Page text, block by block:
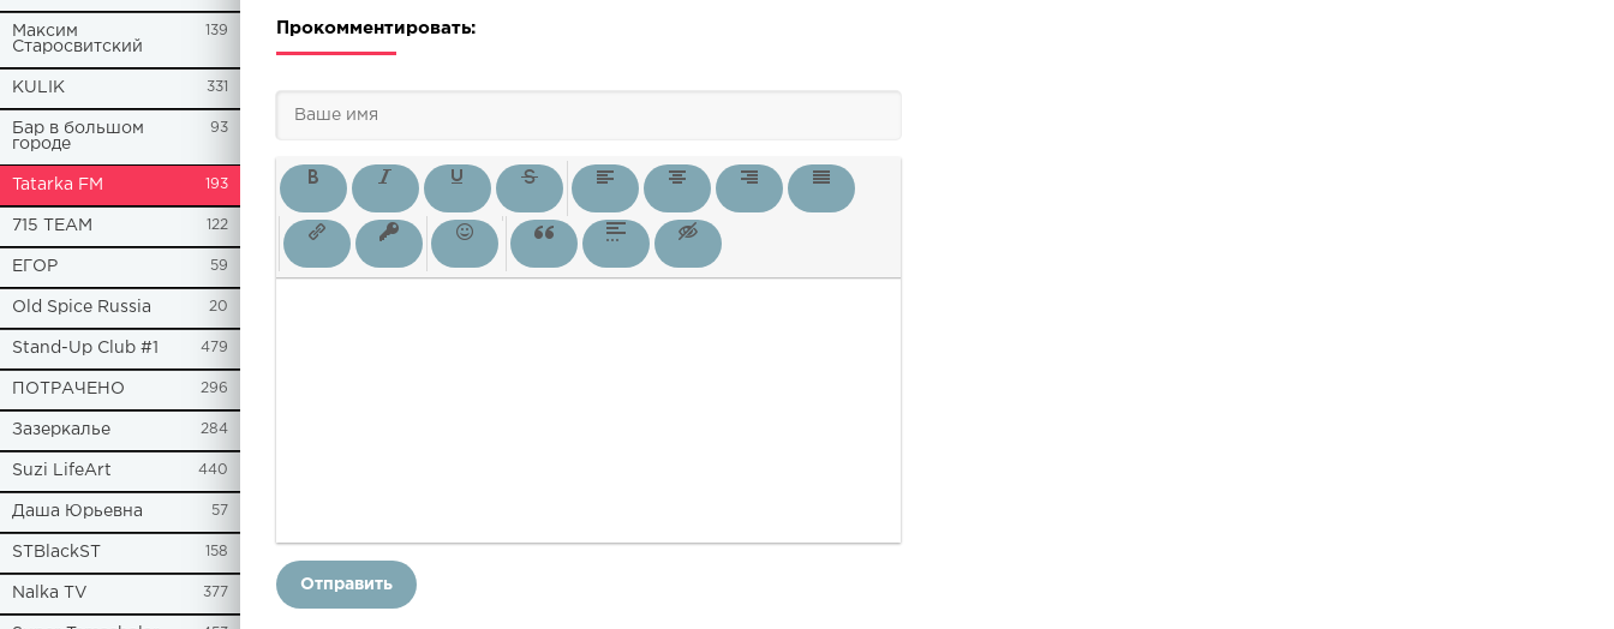
Максим
Старосвитский
139
KULIK 331
Бар в большом
городе
93
Tatarka FM 193
715 TEAM 122
ЕГОР 59
Old Spice Russia 20
Stand-Up Club #1 479
ПОТРАЧЕНО 296
Зазеркалье 284
Suzi LifeArt 440
Даша Юрьевна 57
STBlackST 158
Nalka TV 377
Прокомментировать:
Отправить